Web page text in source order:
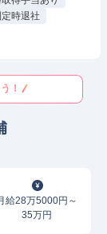
時退社
！
給28万5000円～
35万円